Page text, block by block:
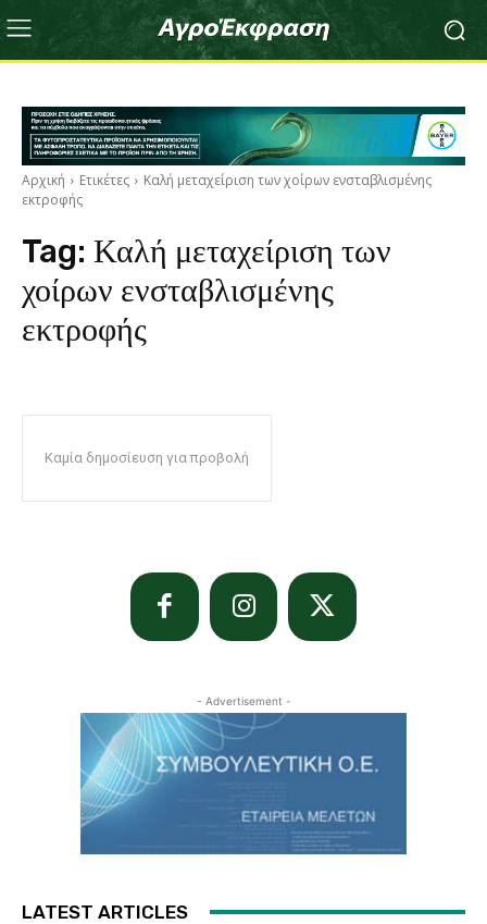
Αρχική Ετικέτες
Καλή μεταχείριση των χοίρων ενσταβλισμένης
εκτροφής
Tag: Καλή μεταχείριση των
χοίρων ενσταβλισμένης
εκτροφής
Καμία δημοσίευση για προβολή
- Advertisement -
LATEST ARTICLES